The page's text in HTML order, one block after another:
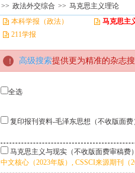
>> 政法外交综合 >> 马克思主义理论
本科学报（政法）
马克思主
211学报
高级搜索提供更为精准的杂志
全选
复印报刊资料-毛泽东思想（不收版面
马克思主义与现实（不收版面费审稿
中文核心（2023年版）, CSSCI来源期刊